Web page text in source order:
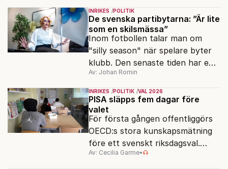
ser sin chans att pressa
Tidösidan.
INRIKES POLITIK
De svenska partibytarna: ”Är lite
som en skilsmässa”
Inom fotbollen talar man om
"silly season" när spelare byter
klubb. Den senaste tiden har en
rad svenska politiker bytt parti –
men varför, och vad skiljer
partiernas interna kulturer åt?
Av: Johan Romin
INRIKES POLITIK VAL 2026
PISA släpps fem dagar före
valet
För första gången offentliggörs
OECD:s stora kunskapsmätning
före ett svenskt riksdagsval.
Resultatet kan ge skolfrågan ny
Av: Cecilia Garme•